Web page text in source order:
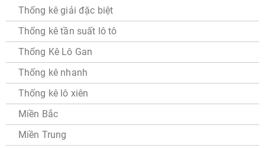
Thống kê giải đặc biệt
Thống kê tần suất lô tô
Thống Kê Lô Gan
Thống kê nhanh
Thống kê lô xiên
Miền Bắc
Miền Trung